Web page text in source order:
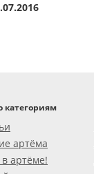
категориям
артёма
артёме!